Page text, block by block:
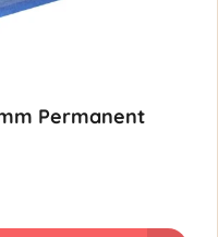
Permanent